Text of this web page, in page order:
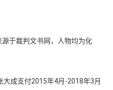
源于裁判文书网，人物均为化
大成支付2015年4月-2018年3月